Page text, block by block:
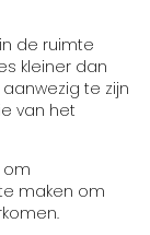
de ruimte
kleiner dan
te zijn
van het
om
maken om